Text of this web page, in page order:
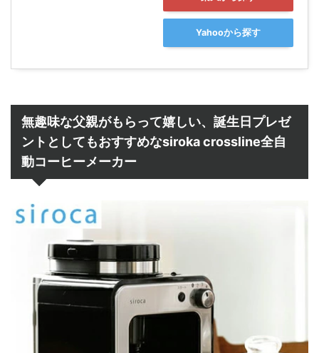
Yahooから探す
無趣味な父親がもらって嬉しい、誕生日プレゼ
ントとしてもおすすめなsiroka crossline全自
動コーヒーメーカー